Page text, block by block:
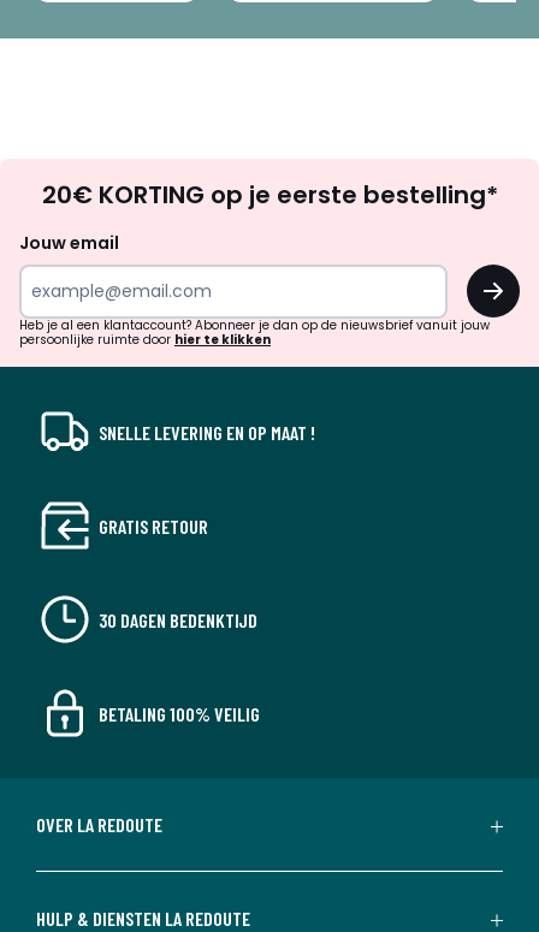
zoek
inspiratie
verrassingen?
20€ KORTING op je eerste bestelling*
Jouw email
OK
Heb je al een klantaccount? Abonneer je dan op de nieuwsbrief vanuit jouw
persoonlijke ruimte door hier te klikken
SNELLE LEVERING EN OP MAAT !
GRATIS RETOUR
30 DAGEN BEDENKTIJD
BETALING 100% VEILIG
OVER LA REDOUTE
HULP & DIENSTEN LA REDOUTE